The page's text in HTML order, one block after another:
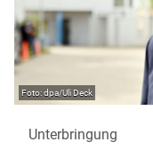
dpa/Uli Deck
Unterbringung